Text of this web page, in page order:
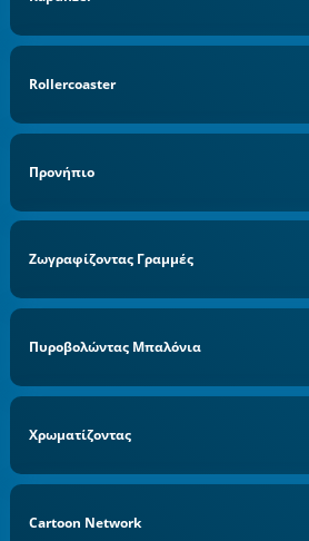
Rollercoaster
Προνήπιo
Ζωγραφίζοντας Γραμμές
Πυροβολώντας Μπαλόνια
Χρωματίζοντας
Cartoon Network